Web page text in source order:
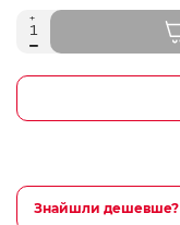
Знайшли дешевше?